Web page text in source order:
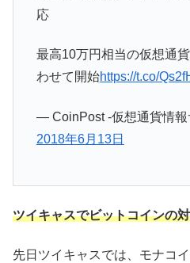
応
最高10万円相当の仮想通
わせて開始https://t.co/
— CoinPost -仮想通貨情報
2018年6月13日
ツイキャスでビットコインの
先日ツイキャスでは、モナコ